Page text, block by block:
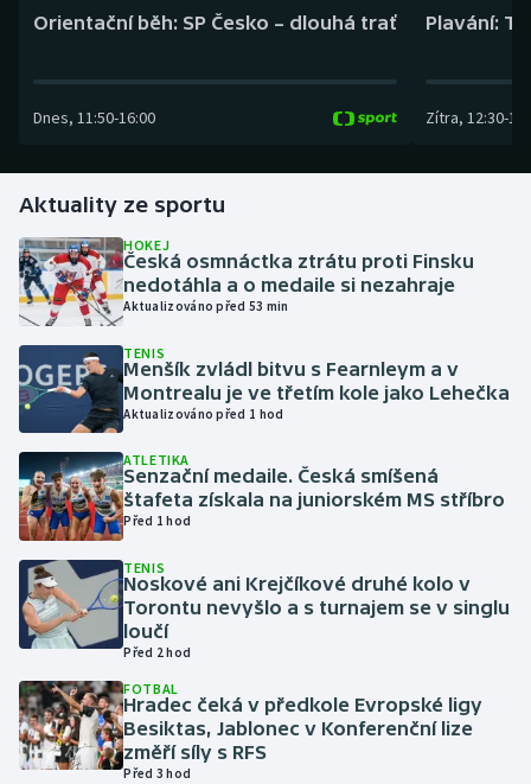
Curling
Florbal
Futsal
Golf
Gymnastika
Házená
Jezdectví
Judo
Krasobruslení
Lezení
Lyže a snowboard
Moderní pětiboj
Motorsport
Orientační běh: SP Česko – dlouhá trať
Dnes, 11:50-16:00
Plavání:
Zítra, 12:30-
Aktuality ze sportu
HOKEJ
Česká osmnáctka ztrátu proti Finsku
nedotáhla a o medaile si nezahraje
Aktualizováno před 53 min
TENIS
Menšík zvládl bitvu s Fearnleym a v
Montrealu je ve třetím kole jako Lehečka
Aktualizováno před 1 hod
ATLETIKA
Senzační medaile. Česká smíšená
štafeta získala na juniorském MS stříbro
Před 1 hod
TENIS
Noskové ani Krejčíkové druhé kolo v
Torontu nevyšlo a s turnajem se v singlu
loučí
Před 2 hod
FOTBAL
Hradec čeká v předkole Evropské ligy
Besiktas, Jablonec v Konferenční lize
změří síly s RFS
Před 3 hod